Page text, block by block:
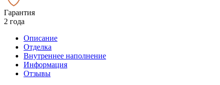
Гарантия
2 года
Описание
Отделка
Внутреннее наполнение
Информация
Отзывы